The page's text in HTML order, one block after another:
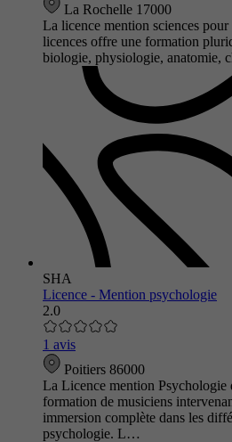
La Rochelle 17000
La licence mention sciences
licences offre une formation
biologie, physiologie, anatomie,
SHA
Licence - Mention psychologie
2.0
1 avis
Poitiers 86000
La Licence mention Psychologie
formation de musiciens
immersion complète dans les
psychologie. L…